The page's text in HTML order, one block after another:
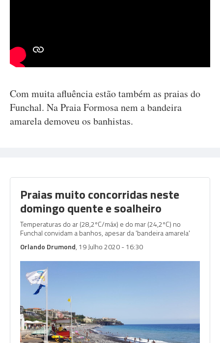
Com muita afluência estão também as praias do
Funchal. Na Praia Formosa nem a bandeira
amarela demoveu os banhistas.
Praias muito concorridas neste
domingo quente e soalheiro
Temperaturas do ar (28,2ºC/máx) e do mar (24,2ºC) no
Funchal convidam a banhos, apesar da 'bandeira amarela'
Orlando Drumond, 19 Julho 2020 - 16:30